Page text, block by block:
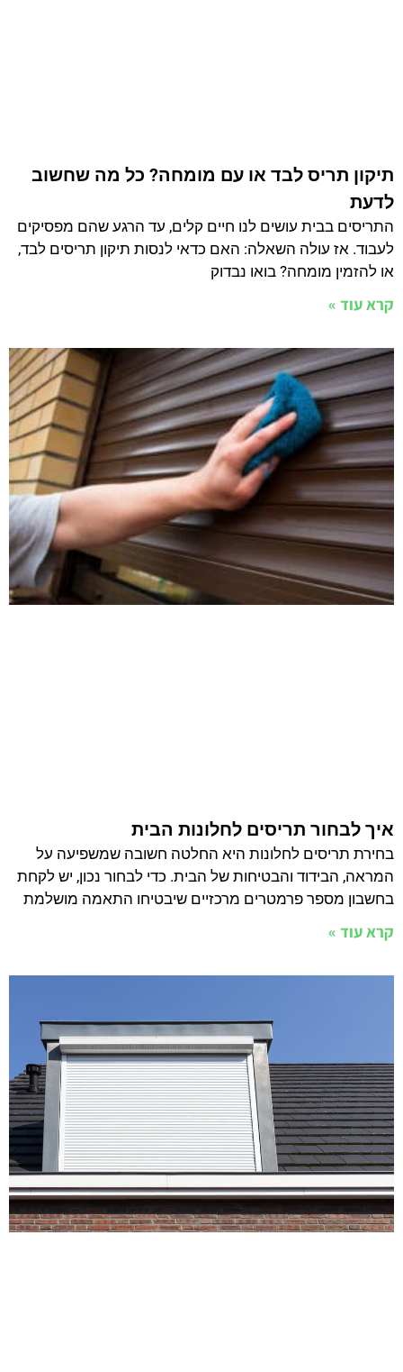
תיקון תריס לבד או עם מומחה? כל מה שחשוב
לדעת
התריסים בבית עושים לנו חיים קלים, עד הרגע שהם מפסיקים
לעבוד. אז עולה השאלה: האם כדאי לנסות תיקון תריסים לבד,
או להזמין מומחה? בואו נבדוק
קרא עוד »
איך לבחור תריסים לחלונות הבית
בחירת תריסים לחלונות היא החלטה חשובה שמשפיעה על
המראה, הבידוד והבטיחות של הבית. כדי לבחור נכון, יש לקחת
בחשבון מספר פרמטרים מרכזיים שיבטיחו התאמה מושלמת
קרא עוד »